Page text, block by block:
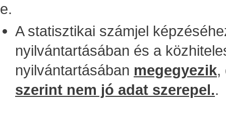
e.
A statisztikai számjel
nyilvántartásában és a
nyilvántartásában megegyezik,
szerint nem jó adat szerepel..